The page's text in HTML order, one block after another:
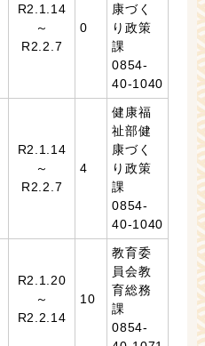
R2.1.14
～
R2.2.7
0
康づく
り政策
課
0854-
40-1040
R2.1.14
～
R2.2.7
4
健康福
祉部健
康づく
り政策
課
0854-
40-1040
R2.1.20
～
R2.2.14
10
教育委
員会教
育総務
課
0854-